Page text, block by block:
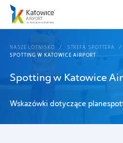
NASZE LOTNISKO
STREFA SPOTTERA
SPOTTING W KATOWICE AIRPORT
Spotting w Katowice
Wskazówki dotyczące